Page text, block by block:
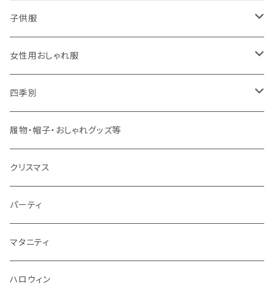
子供用
大人用
子供服
男の子用
春夏用
秋冬用
女の子用
春夏用
秋冬用
女性用おしゃれ服
ドレス
春夏用
秋冬用
四季別
春
夏
秋
冬
履物・帽子・おしゃれグッズ等
クリスマス
パーティ
マタニティ
ハロウィン